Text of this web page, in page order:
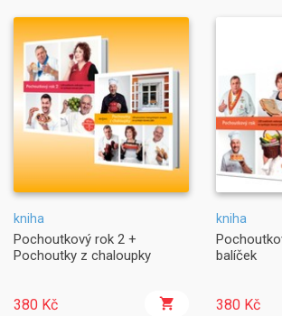
kniha
Pochoutkový rok 2 +
Pochoutky z chaloupky
380 Kč
kniha
balíček
380 Kč